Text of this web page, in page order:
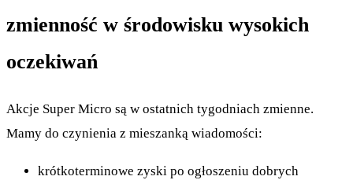
zmienność w środowisku wysokich
oczekiwań
Akcje Super Micro są w ostatnich tygodniach zmienne.
Mamy do czynienia z mieszanką wiadomości:
krótkoterminowe zyski po ogłoszeniu dobrych